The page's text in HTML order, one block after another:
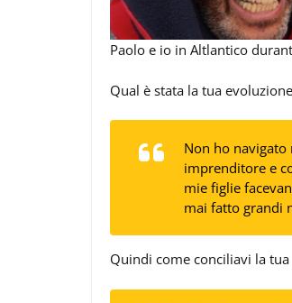
Paolo e io in Altlantico
Qual è stata la tua
Non ho
imprenditore e
mie figlie
mai fatto grandi
Quindi come conciliavi la